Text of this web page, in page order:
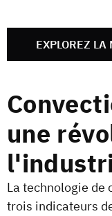
EXPLOREZ
une
La technologie de
trois indicateurs